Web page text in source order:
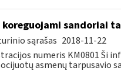
koreguojami sandoriai
sąrašas 2018-11-22
numeris KM0801 Ši
asmenų tarpusavio